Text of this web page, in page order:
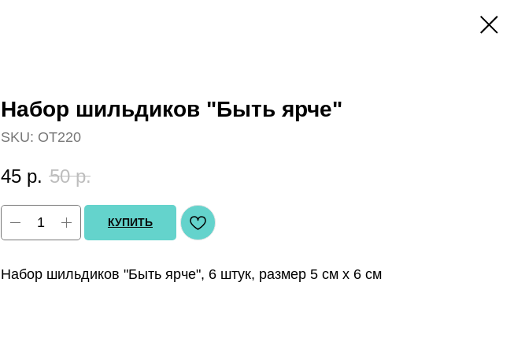
Набор шильдиков "Быть ярче"
SKU: OT220
45 р. 50 р.
КУПИТЬ
Набор шильдиков "Быть ярче", 6 штук, размер 5 см х 6 см